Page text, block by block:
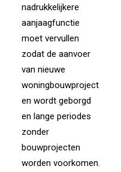
nadrukkelijkere
aanjaagfunctie
moet vervullen
zodat de aanvoer
van nieuwe
woningbouwproject
en wordt geborgd
en lange periodes
zonder
bouwprojecten
worden voorkomen.